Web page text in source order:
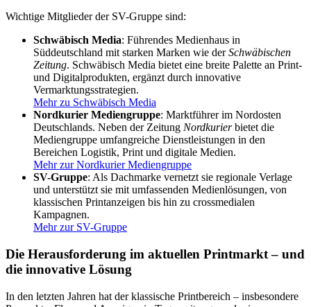
Wichtige Mitglieder der SV-Gruppe sind:
Schwäbisch Media: Führendes Medienhaus in
Süddeutschland mit starken Marken wie derSchwäbischen
Zeitung. Schwäbisch Media bietet eine breite Palette an Print-
und Digitalprodukten, ergänzt durch innovative
Vermarktungsstrategien.
Mehr zu Schwäbisch Media
Nordkurier Mediengruppe: Marktführer im Nordosten
Deutschlands. Neben der Zeitung Nordkurierbietet die
Mediengruppe umfangreiche Dienstleistungen in den
Bereichen Logistik, Print und digitale Medien.
Mehr zur Nordkurier Mediengruppe
SV-Gruppe: Als Dachmarke vernetzt sie regionale Verlage
und unterstützt sie mit umfassenden Medienlösungen, von
klassischen Printanzeigen bis hin zu crossmedialen
Kampagnen.
Mehr zur SV-Gruppe
Die Herausforderung im aktuellen Printmarkt – und
die innovative Lösung
In den letzten Jahren hat der klassische Printbereich – insbesondere